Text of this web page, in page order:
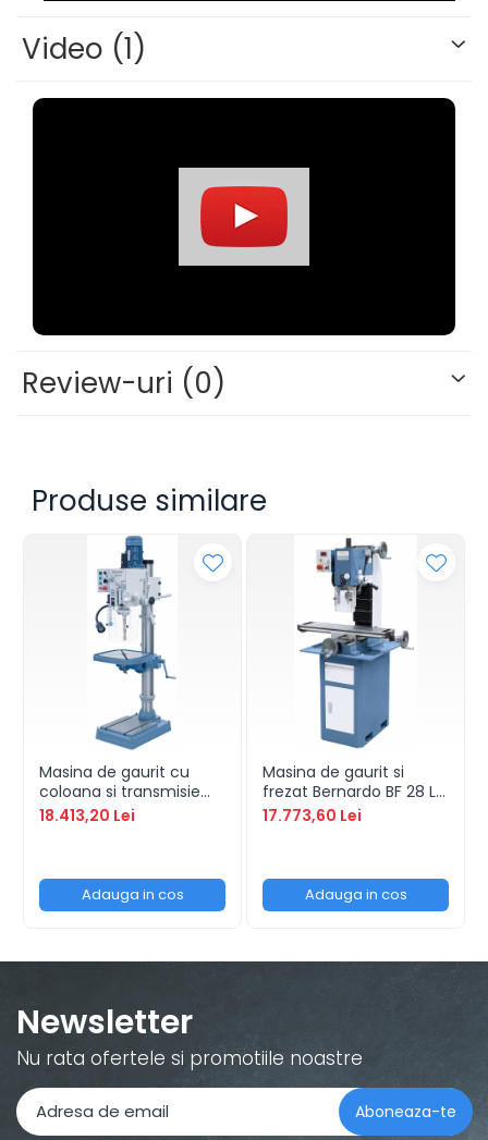
Video (1)
Review-uri (0)
Produse similare
Masina de gaurit cu
coloana si transmisie
Bernardo GB 35 HS
18.413,20 Lei
Adauga in cos
Masina de gaurit si
frezat Bernardo BF 28 L
Vario
17.773,60 Lei
Adauga in cos
Newsletter
Nu rata ofertele si promotiile noastre